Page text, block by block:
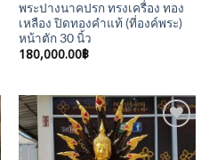
พระปางนาคปรก ทรงเครื่อง ทอง
เหลือง ปิดทองคำแท้ (ที่องค์พระ)
หน้าตัก 30 นิ้ว
180,000.00฿
Add to
Wishlist